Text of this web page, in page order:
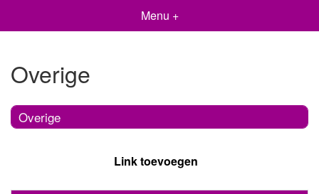
Menu +
Overige
Overige
Link toevoegen